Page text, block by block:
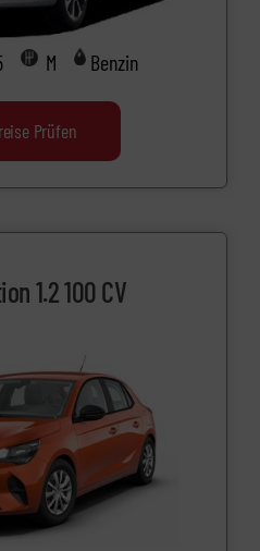
M Benzin
Prüfen
1.2 100 CV